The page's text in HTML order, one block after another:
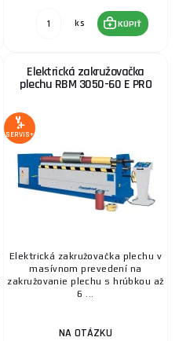
ks KÚPIŤ
Elektrická zakružovačka
plechu RBM 3050-60 E PRO
SERVIS+
Elektrická zakružovačka plechu v
masívnom prevedení na
zakružovanie plechu s hrúbkou až
6 ...
NA OTÁZKU